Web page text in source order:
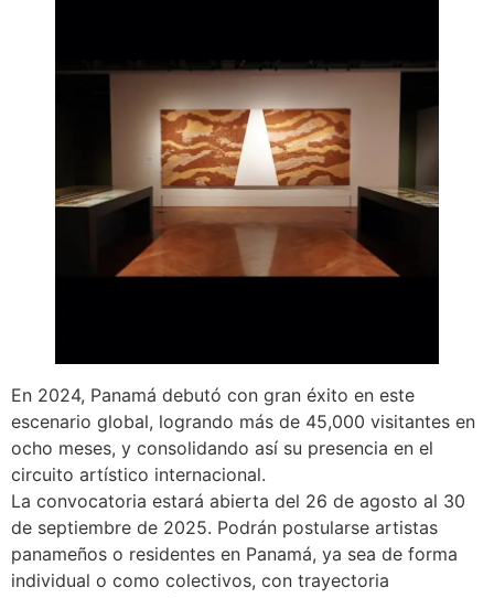
de
2026
En 2024, Panamá debutó con gran éxito en este
escenario global, logrando más de 45,000 visitantes en
ocho meses, y consolidando así su presencia en el
circuito artístico internacional.
La convocatoria estará abierta del 26 de agosto al 30
de septiembre de 2025. Podrán postularse artistas
panameños o residentes en Panamá, ya sea de forma
individual o como colectivos, con trayectoria